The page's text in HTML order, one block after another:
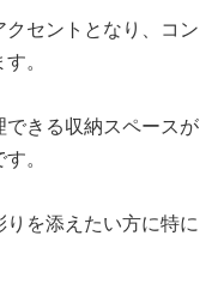
セントとなり、コン
。
きる収納スペースが
。
を添えたい方に特に